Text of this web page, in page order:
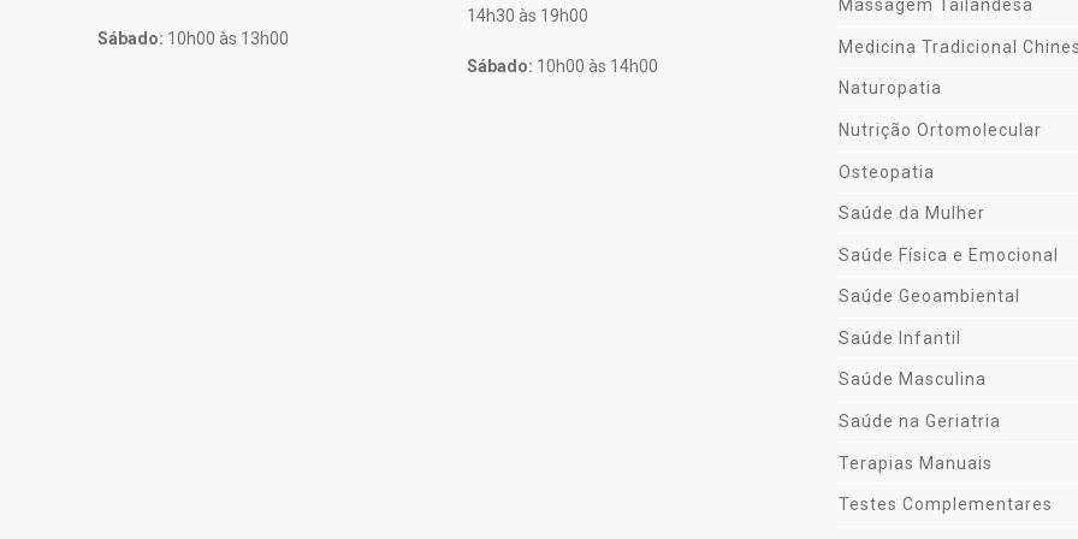
Sábado: 10h00 às 13h00
14h30 às 19h00
Sábado: 10h00 às 14h00
Massagem Tailandesa
Medicina Tradicional
Naturopatia
Nutrição Ortomolecular
Osteopatia
Saúde da Mulher
Saúde Física e Emocional
Saúde Geoambiental
Saúde Infantil
Saúde Masculina
Saúde na Geriatria
Terapias Manuais
Testes Complementares